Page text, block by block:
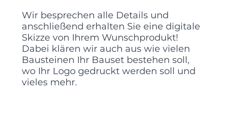
Wir besprechen alle Details und
anschließend erhalten Sie eine digitale
Skizze von Ihrem Wunschprodukt!
Dabei klären wir auch aus wie vielen
Bausteinen Ihr Bauset bestehen soll,
wo Ihr Logo gedruckt werden soll und
vieles mehr.